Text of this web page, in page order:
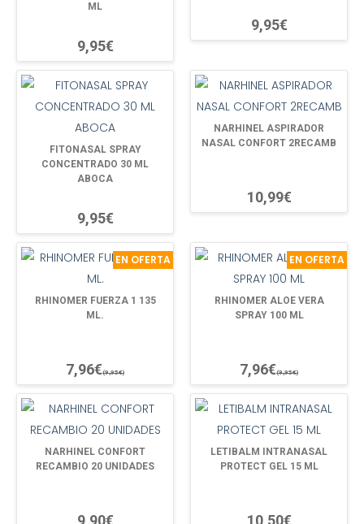
ML
9,95€
9,95€
FITONASAL SPRAY
CONCENTRADO 30 ML
ABOCA
9,95€
NARHINEL ASPIRADOR
NASAL CONFORT 2RECAMB
10,99€
EN OFERTA
RHINOMER FUERZA 1 135
ML.
7,96€(9,95€)
EN OFERTA
RHINOMER ALOE VERA
SPRAY 100 ML
7,96€(9,95€)
NARHINEL CONFORT
RECAMBIO 20 UNIDADES
9,90€
LETIBALM INTRANASAL
PROTECT GEL 15 ML
10,50€